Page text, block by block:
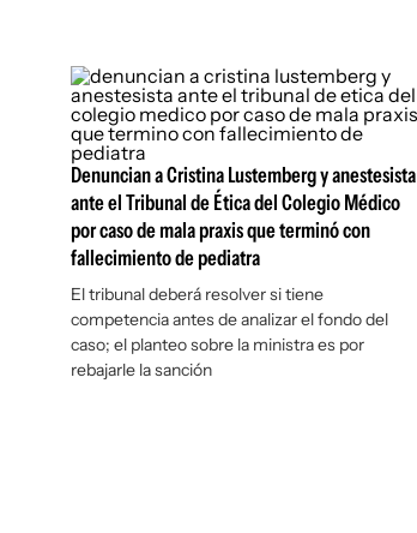
Denuncian a Cristina Lustemberg y anestesista
ante el Tribunal de Ética del Colegio Médico
por caso de mala praxis que terminó con
fallecimiento de pediatra
El tribunal deberá resolver si tiene
competencia antes de analizar el fondo del
caso; el planteo sobre la ministra es por
rebajarle la sanción